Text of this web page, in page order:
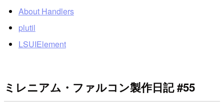
About Handlers
plutil
LSUIElement
ミレニアム・ファルコン製作日記 #55